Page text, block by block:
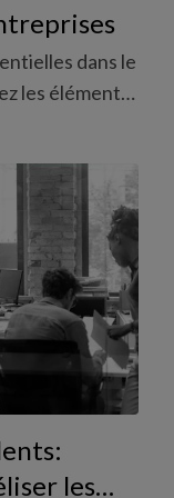
dans le
les éléments
les